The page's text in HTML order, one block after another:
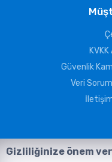
Güvenlik
Veri
Gizliliğinize önem